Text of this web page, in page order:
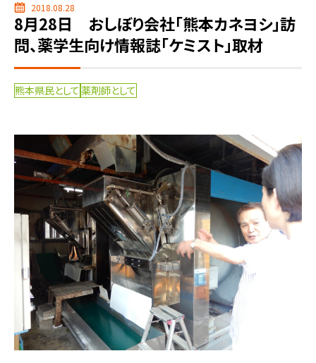
2018.08.28
8月28日 おしぼり会社「熊本カネヨシ」訪
問、薬学生向け情報誌「ケミスト」取材
熊本県民として 薬剤師として